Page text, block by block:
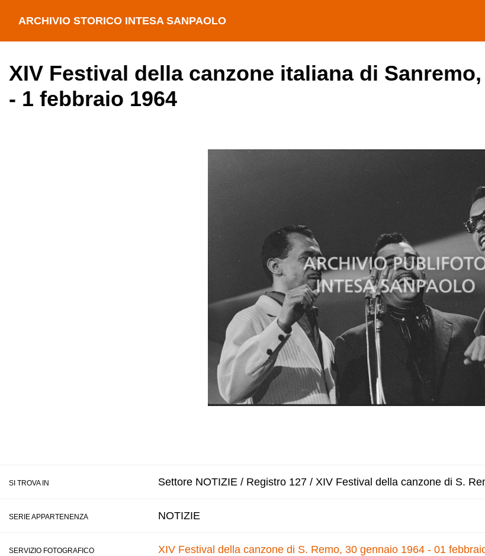
ARCHIVIO STORICO INTESA SANPAOLO
XIV Festival della canzone italiana di
- 1 febbraio 1964
SI TROVA IN Settore NOTIZIE / Registro 127 / XIV Festival della canzone di S.
SERIE APPARTENENZA NOTIZIE
SERVIZIO FOTOGRAFICO XIV Festival della canzone di S. Remo, 30 gennaio 1964 - 01